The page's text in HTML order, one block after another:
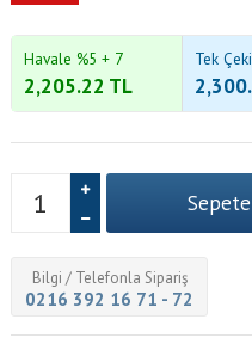
Havale %5 + 7
2,205.22 TL
Tek
Bilgi / Telefonla Sipariş
0216 392 16 71 - 72